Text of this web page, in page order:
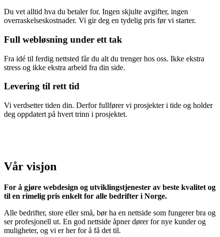
Du vet alltid hva du betaler for. Ingen skjulte avgifter, ingen
overraskelseskostnader. Vi gir deg en tydelig pris før vi starter.
Full webløsning under ett tak
Fra idé til ferdig nettsted får du alt du trenger hos oss. Ikke ekstra
stress og ikke ekstra arbeid fra din side.
Levering til rett tid
Vi verdsetter tiden din. Derfor fullfører vi prosjekter i tide og holder
deg oppdatert på hvert trinn i prosjektet.
Vår visjon
For å gjøre webdesign og utviklingstjenester av beste kvalitet og
til en rimelig pris enkelt for alle bedrifter i Norge.
Alle bedrifter, store eller små, bør ha en nettside som fungerer bra og
ser profesjonell ut. En god nettside åpner dører for nye kunder og
muligheter, og vi er her for å få det til.